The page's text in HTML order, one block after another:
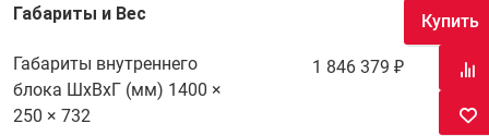
Габариты и Вес
Габариты внутреннего
блока ШхВхГ (мм) 1400 ×
250 × 732
1 846 379
Купить